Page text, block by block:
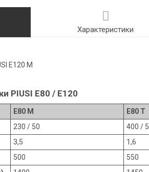
Характеристики
E120 M
PIUSI E80 / E120
E80 M E80 T
230 / 50 400 /
3,5 1,6
500 550